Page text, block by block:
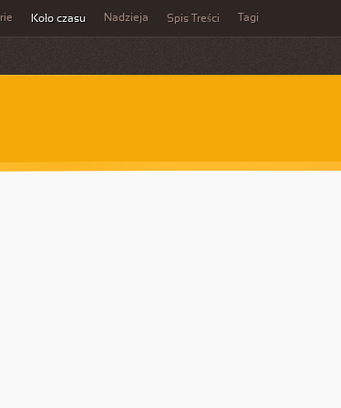
Koło czasu Nadzieja Spis Treści Tagi